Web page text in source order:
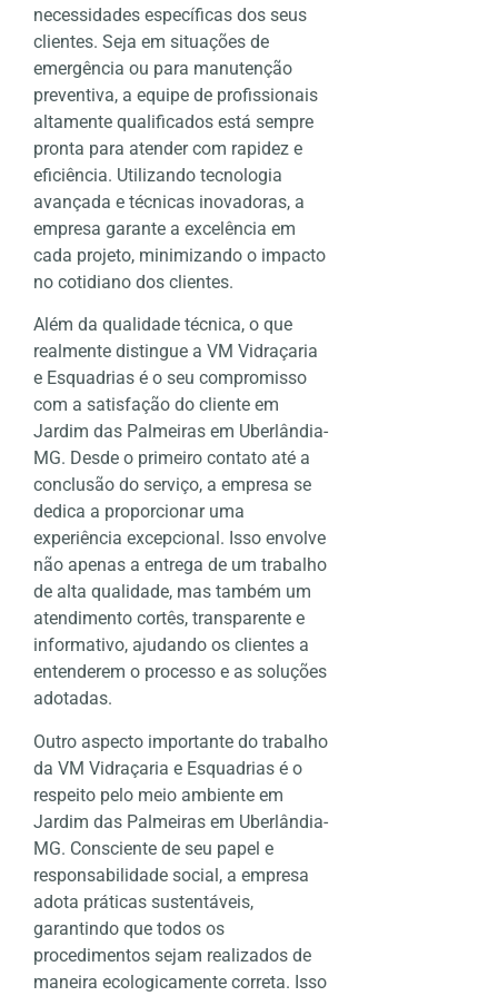
necessidades específicas dos seus
clientes. Seja em situações de
emergência ou para manutenção
preventiva, a equipe de profissionais
altamente qualificados está sempre
pronta para atender com rapidez e
eficiência. Utilizando tecnologia
avançada e técnicas inovadoras, a
empresa garante a excelência em
cada projeto, minimizando o impacto
no cotidiano dos clientes.
Além da qualidade técnica, o que
realmente distingue a VM Vidraçaria
e Esquadrias é o seu compromisso
com a satisfação do cliente em
Jardim das Palmeiras em Uberlândia-
MG. Desde o primeiro contato até a
conclusão do serviço, a empresa se
dedica a proporcionar uma
experiência excepcional. Isso envolve
não apenas a entrega de um trabalho
de alta qualidade, mas também um
atendimento cortês, transparente e
informativo, ajudando os clientes a
entenderem o processo e as soluções
adotadas.
Outro aspecto importante do trabalho
da VM Vidraçaria e Esquadrias é o
respeito pelo meio ambiente em
Jardim das Palmeiras em Uberlândia-
MG. Consciente de seu papel e
responsabilidade social, a empresa
adota práticas sustentáveis,
garantindo que todos os
procedimentos sejam realizados de
maneira ecologicamente correta. Isso